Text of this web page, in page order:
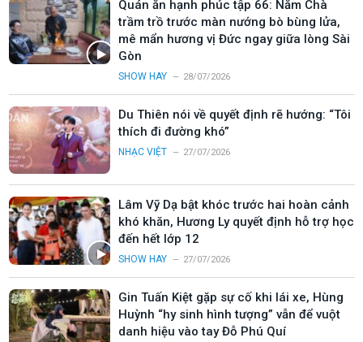
Quán ăn hạnh phúc tập 66: Năm Chà
trầm trồ trước màn nướng bò bùng lửa,
mê mẩn hương vị Đức ngay giữa lòng Sài
Gòn
SHOW HAY 28/07/2026
Du Thiên nói về quyết định rẽ hướng: “Tôi
thích đi đường khó”
NHẠC VIỆT 27/07/2026
Lâm Vỹ Dạ bật khóc trước hai hoàn cảnh
khó khăn, Hương Ly quyết định hỗ trợ học
đến hết lớp 12
SHOW HAY 27/07/2026
Gin Tuấn Kiệt gặp sự cố khi lái xe, Hùng
Huỳnh “hy sinh hình tượng” vẫn để vuột
danh hiệu vào tay Đỗ Phú Quí